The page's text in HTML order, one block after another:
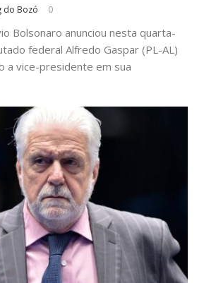
do Bozó 0
Bolsonaro anunciou nesta quarta-
federal Alfredo Gaspar (PL-AL)
a vice-presidente em sua